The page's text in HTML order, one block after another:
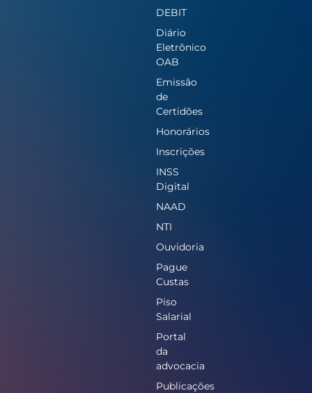
DEBIT
Diário
Eletrônico
OAB
Emissão
de
Certidões
Honorários
Inscrições
INSS
Digital
NAAD
NTI
Ouvidoria
Pague
Custas
Piso
Salarial
Portal
da
advocacia
Publicações